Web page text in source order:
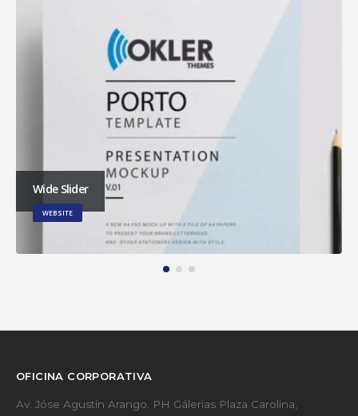
Wide Slider
WEBSITE
OFICINA CORPORATIVA
Av. Jóse Agustín Arango. PH Gálerias Plaza Carolina,